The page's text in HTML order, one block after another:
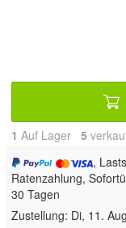
1 Auf Lager 5
,
Ratenzahlung,
30 Tagen
Zustellung: Di, 11.